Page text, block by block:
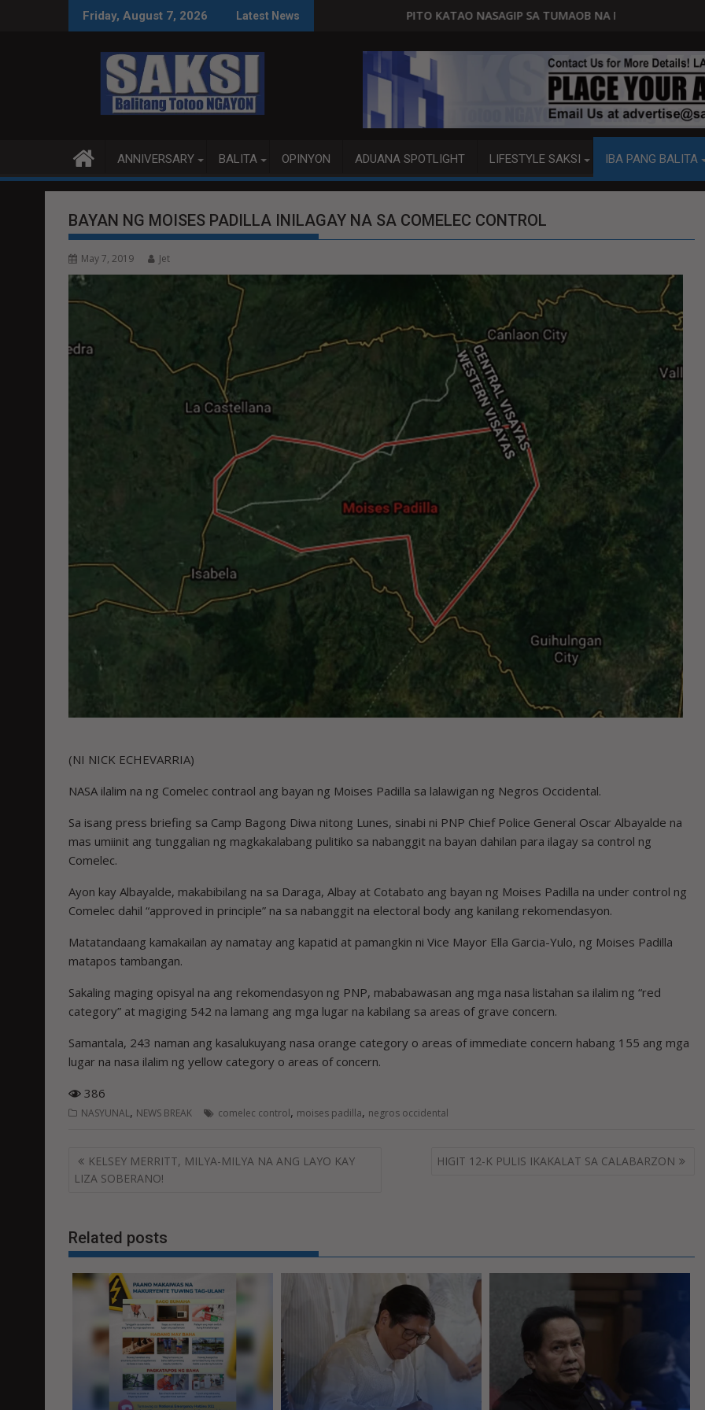
Friday, August 7, 2026 Latest News
PITO KATAO NASAGIP SA TUMAOB NA PUMP BOAT SA DAVAO CITYSa tulong ng German
ANNIVERSARY BALITA OPINYON ADUANA SPOTLIGHT LIFESTYLE SAKSI IBA PANG BALITA
BAYAN NG MOISES PADILLA INILAGAY NA SA COMELEC CONTROL
May 7, 2019 Jet
(NI NICK ECHEVARRIA)
NASA ilalim na ng Comelec contraol ang bayan ng Moises Padilla sa lalawigan ng Negros Occidental.
Sa isang press briefing sa Camp Bagong Diwa nitong Lunes, sinabi ni PNP Chief Police General Oscar Albayalde na
mas umiinit ang tunggalian ng magkakalabang pulitiko sa nabanggit na bayan dahilan para ilagay sa control ng
Comelec.
Ayon kay Albayalde, makabibilang na sa Daraga, Albay at Cotabato ang bayan ng Moises Padilla na under control ng
Comelec dahil “approved in principle” na sa nabanggit na electoral body ang kanilang rekomendasyon.
Matatandaang kamakailan ay namatay ang kapatid at pamangkin ni Vice Mayor Ella Garcia-Yulo, ng Moises Padilla
matapos tambangan.
Sakaling maging opisyal na ang rekomendasyon ng PNP, mababawasan ang mga nasa listahan sa ilalim ng “red
category” at magiging 542 na lamang ang mga lugar na kabilang sa areas of grave concern.
Samantala, 243 naman ang kasalukuyang nasa orange category o areas of immediate concern habang 155 ang mga
lugar na nasa ilalim ng yellow category o areas of concern.
386
NASYUNAL, NEWS BREAK comelec control, moises padilla, negros occidental
Post
navigation
KELSEY MERRITT, MILYA-MILYA NA ANG LAYO KAY
LIZA SOBERANO!
HIGIT 12-K PULIS IKAKALAT SA CALABARZON
Related posts